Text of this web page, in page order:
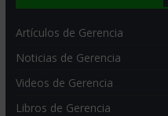
Artículos de Gerencia
Noticias de Gerencia
Videos de Gerencia
Libros de Gerencia